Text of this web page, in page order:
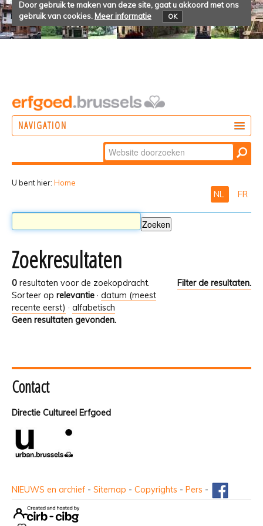
Door gebruik te maken van deze site, gaat u akkoord met ons
gebruik van cookies. Meer informatie OK
NAVIGATION
Zoek
Geavanceerd
U bent hier: Home
NL FR
Zoekresultaten
0 resultaten voor de zoekopdracht.
Filter de resultaten.
Sorteer op relevantie · datum (meest
recente eerst) · alfabetisch
Geen resultaten gevonden.
Contact
Directie Cultureel Erfgoed
NIEUWS en archief - Sitemap - Copyrights - Pers -